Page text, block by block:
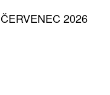
ČERVENEC 2026